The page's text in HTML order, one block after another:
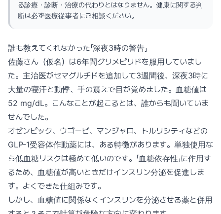
る診療・診断・治療の代わりとはなりません。健康に関する判
断は必ず医療従事者にご相談ください。
誰も教えてくれなかった「深夜3時の警告」
佐藤さん（仮名）は6年間グリメピリドを服用していまし
た。主治医がセマグルチドを追加して3週間後、深夜3時に
大量の寝汗と動悸、手の震えで目が覚めました。血糖値は
52 mg/dL。こんなことが起こるとは、誰からも聞いていま
せんでした。
オゼンピック、ウゴービ、マンジャロ、トルリシティなどの
GLP-1受容体作動薬には、ある特徴があります。単独使用な
ら低血糖リスクは極めて低いのです。「血糖依存性」に作用す
るため、血糖値が高いときだけインスリン分泌を促進しま
す。よくできた仕組みです。
しかし、血糖値に関係なくインスリンを分泌させる薬と併用